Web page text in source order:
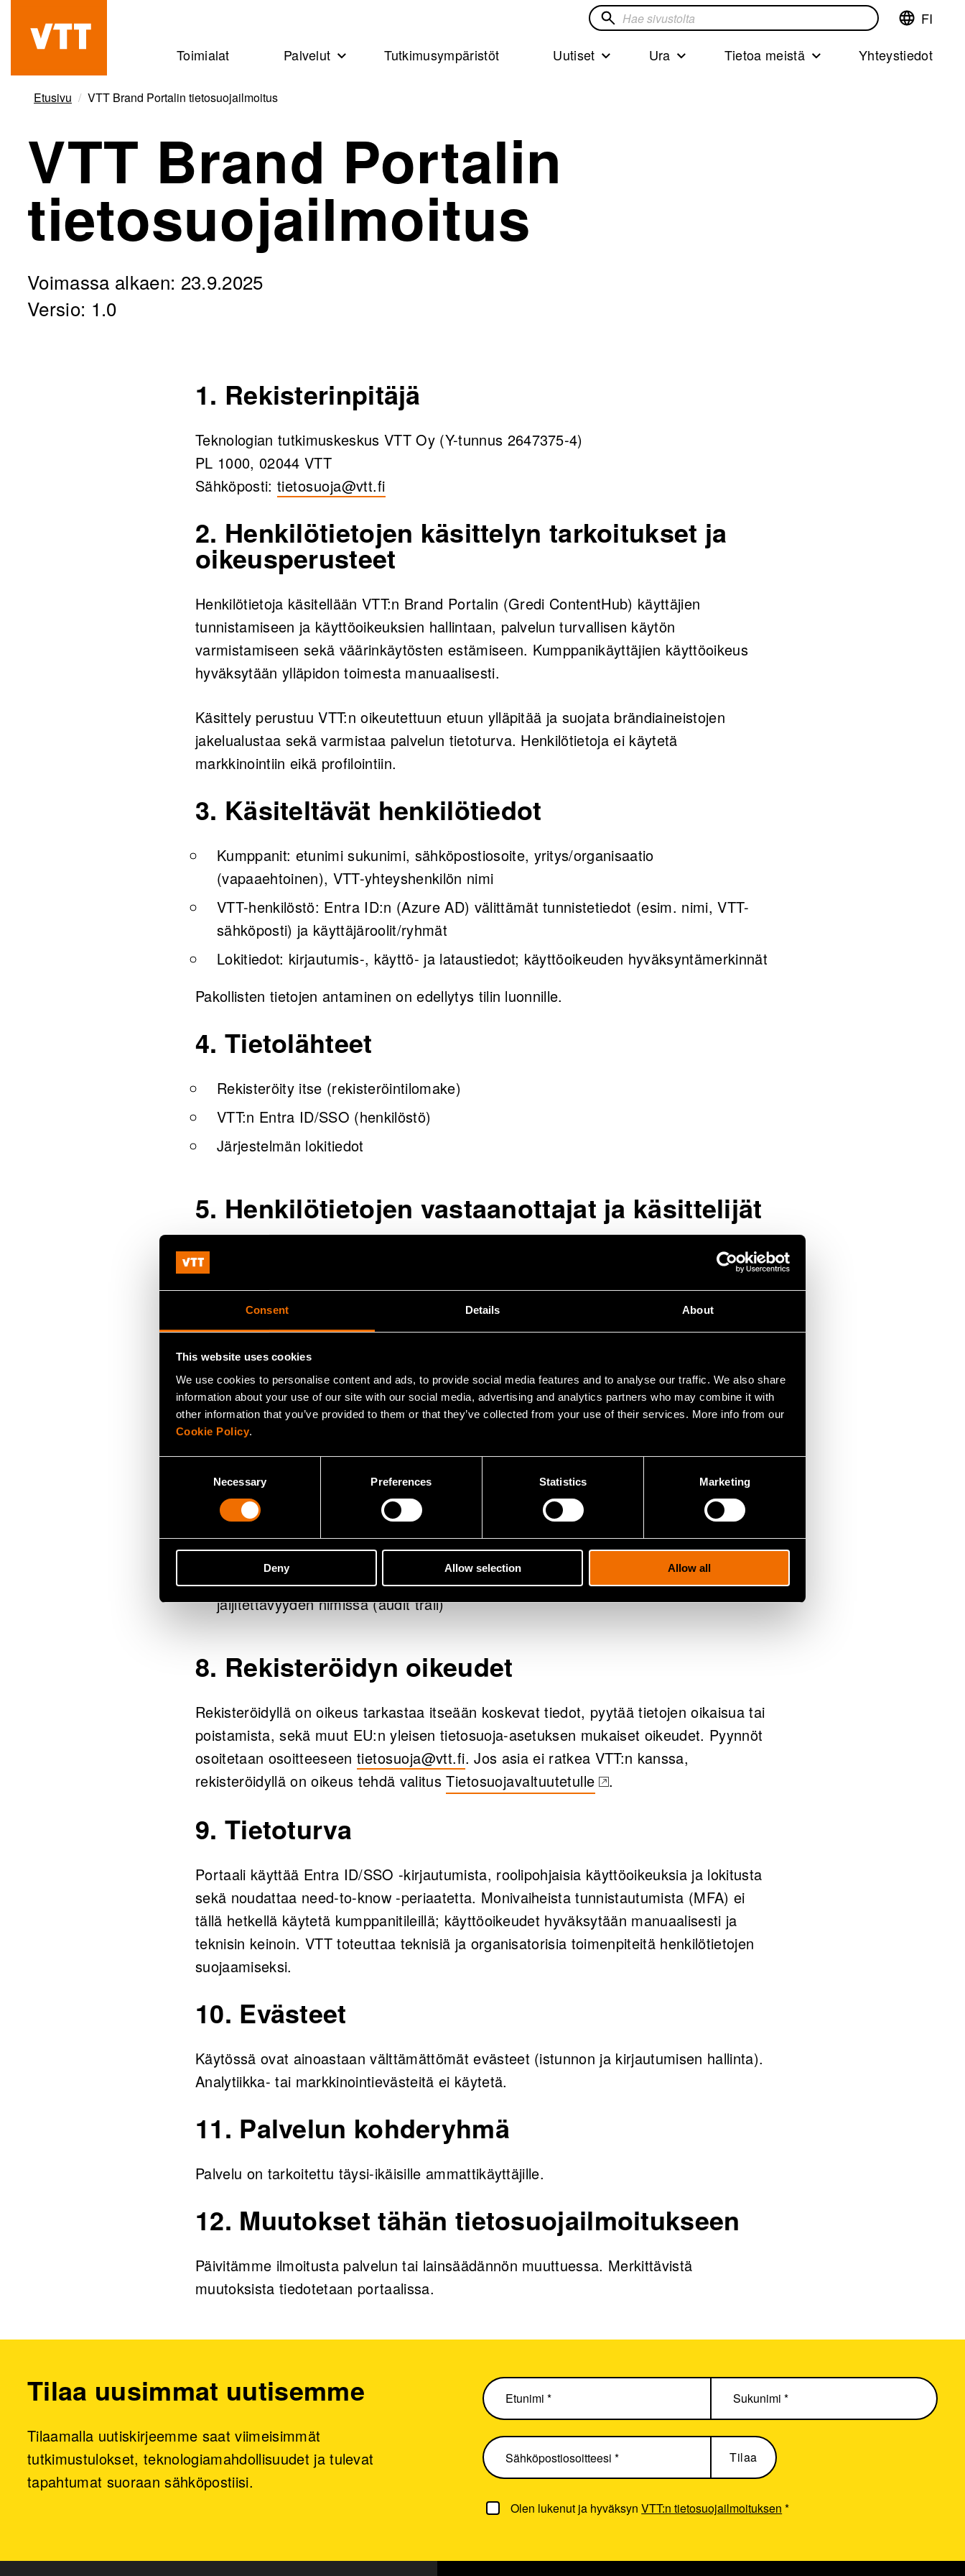
Consent Details About
This website uses cookies
We use cookies to personalise content and ads, to provide social media features and to analyse our traffic. We also share
information about your use of our site with our social media, advertising and analytics partners who may combine it with
other information that you’ve provided to them or that they’ve collected from your use of their services. More info from our
Cookie Policy.
Necessary Preferences Statistics Marketing
Deny Allow selection Allow all
pääsisältöön
Beyond
the
obvious
Vaihda
kieliFinnish
FI
Hae
Toimialat Palvelut Tutkimusympäristöt Uutiset Ura Tietoa meistä Yhteystiedot
Etusivu VTT Brand Portalin tietosuojailmoitus
VTT Brand Portalin
tietosuojailmoitus
Voimassa alkaen: 23.9.2025
Versio: 1.0
1. Rekisterinpitäjä
Teknologian tutkimuskeskus VTT Oy (Y-tunnus 2647375-4)
PL 1000, 02044 VTT
Sähköposti: tietosuoja@vtt.fi
2. Henkilötietojen käsittelyn tarkoitukset ja
oikeusperusteet
Henkilötietoja käsitellään VTT:n Brand Portalin (Gredi ContentHub) käyttäjien
tunnistamiseen ja käyttöoikeuksien hallintaan, palvelun turvallisen käytön
varmistamiseen sekä väärinkäytösten estämiseen. Kumppanikäyttäjien käyttöoikeus
hyväksytään ylläpidon toimesta manuaalisesti.
Käsittely perustuu VTT:n oikeutettuun etuun ylläpitää ja suojata brändiaineistojen
jakelualustaa sekä varmistaa palvelun tietoturva. Henkilötietoja ei käytetä
markkinointiin eikä profilointiin.
3. Käsiteltävät henkilötiedot
Kumppanit: etunimi sukunimi, sähköpostiosoite, yritys/organisaatio
(vapaaehtoinen), VTT-yhteyshenkilön nimi
VTT-henkilöstö: Entra ID:n (Azure AD) välittämät tunnistetiedot (esim. nimi, VTT-
sähköposti) ja käyttäjäroolit/ryhmät
Lokitiedot: kirjautumis-, käyttö- ja lataustiedot; käyttöoikeuden hyväksyntämerkinnät
Pakollisten tietojen antaminen on edellytys tilin luonnille.
4. Tietolähteet
Rekisteröity itse (rekisteröintilomake)
VTT:n Entra ID/SSO (henkilöstö)
Järjestelmän lokitiedot
5. Henkilötietojen vastaanottajat ja käsittelijät
Tietoja käsittelevät VTT:n viestintä-, markkinointi- ja IT-henkilöstö työtehtäviensä
puitteissa. Palvelun toimittaja Gredi Oy toimii henkilötietojen käsittelijänä VTT:n lukuun.
6. Tietojen siirrot EU/ETA-alueen ulkopuolelle
Tietoja käsitellään EU/ETA-alueella. Siirtoja kolmansiin maihin ei tehdä tämän
käsittelyn osalta.
7. Henkilötietojen säilytysaika
Poistetaan 24 kuukauden kuluttua viimeisestä kirjautumisesta
Kirjautumis-, käyttö- ja latauslokit säilytetään koko asiakkuuden keston ajan
jäljitettävyyden nimissä (audit trail)
8. Rekisteröidyn oikeudet
Rekisteröidyllä on oikeus tarkastaa itseään koskevat tiedot, pyytää tietojen oikaisua tai
poistamista, sekä muut EU:n yleisen tietosuoja-asetuksen mukaiset oikeudet. Pyynnöt
osoitetaan osoitteeseen tietosuoja@vtt.fi. Jos asia ei ratkea VTT:n kanssa,
rekisteröidyllä on oikeus tehdä valitusTietosuojavaltuutetulle
(opens in a new tab)
.
9. Tietoturva
Portaali käyttää Entra ID/SSO -kirjautumista, roolipohjaisia käyttöoikeuksia ja lokitusta
sekä noudattaa need-to-know -periaatetta. Monivaiheista tunnistautumista (MFA) ei
tällä hetkellä käytetä kumppanitileillä; käyttöoikeudet hyväksytään manuaalisesti ja
teknisin keinoin. VTT toteuttaa teknisiä ja organisatorisia toimenpiteitä henkilötietojen
suojaamiseksi.
10. Evästeet
Käytössä ovat ainoastaan välttämättömät evästeet (istunnon ja kirjautumisen hallinta).
Analytiikka- tai markkinointievästeitä ei käytetä.
11. Palvelun kohderyhmä
Palvelu on tarkoitettu täysi-ikäisille ammattikäyttäjille.
12. Muutokset tähän tietosuojailmoitukseen
Päivitämme ilmoitusta palvelun tai lainsäädännön muuttuessa. Merkittävistä
muutoksista tiedotetaan portaalissa.
Olen lukenut ja hyväksynVTT:n tietosuojailmoituksen *
Tilaa uusimmat uutisemme
Tilaamalla uutiskirjeemme saat viimeisimmät
tutkimustulokset, teknologiamahdollisuudet ja tulevat
tapahtumat suoraan sähköpostiisi.